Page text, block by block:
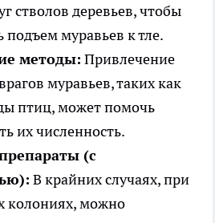
стволов деревьев, чтобы
подъем муравьев к тле.
методы: Привлечение
муравьев, таких как
птиц, может помочь
их численность.
(с
В крайних случаях, при
колониях, можно